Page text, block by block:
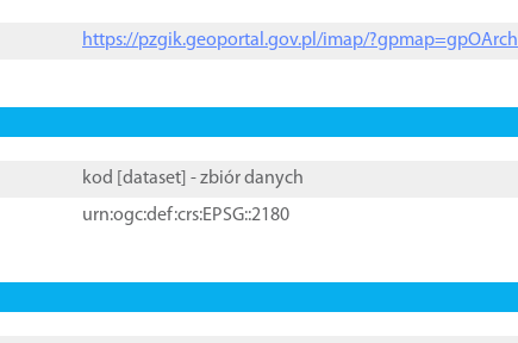
https://pzgik.geoportal.gov.pl/imap/?gpmap=gpOArch
kod [ dataset ] - zbiór danych
urn:ogc:def:crs:EPSG::2180